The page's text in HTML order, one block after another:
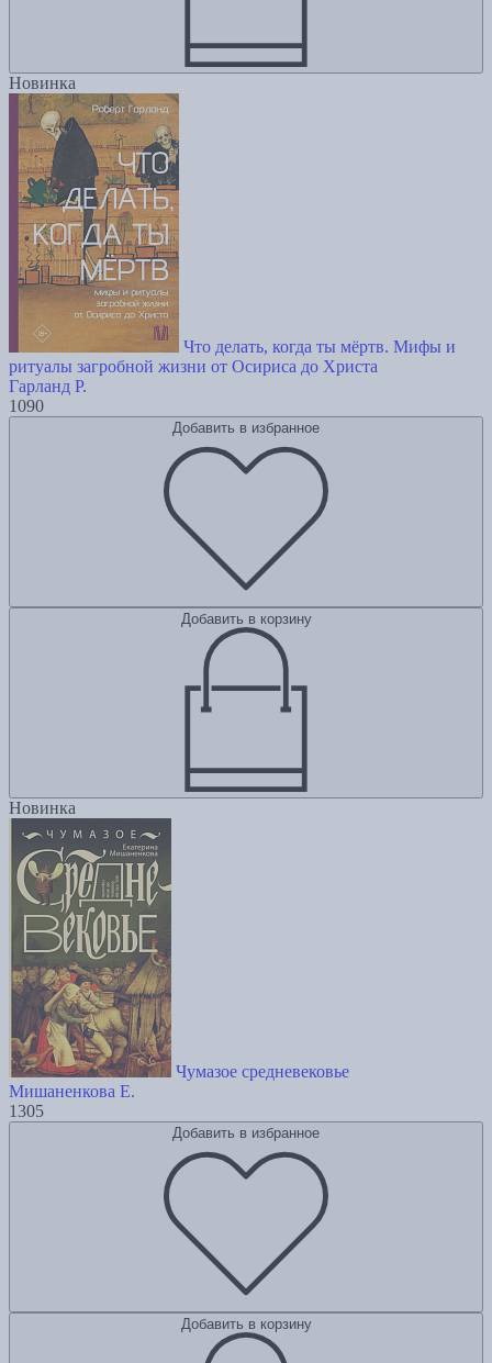
Новинка
Что делать, когда ты мёртв. Мифы и
ритуалы загробной жизни от Осириса до Христа
Гарланд Р.
1090
Добавить в избранное
Добавить в корзину
Новинка
Чумазое средневековье
Мишаненкова Е.
1305
Добавить в избранное
Добавить в корзину